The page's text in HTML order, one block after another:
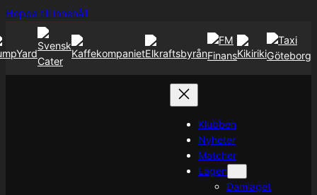
Hoppa till innehållHoppa
Klubben
Nyheter
Matcher
Lagen
Damlaget